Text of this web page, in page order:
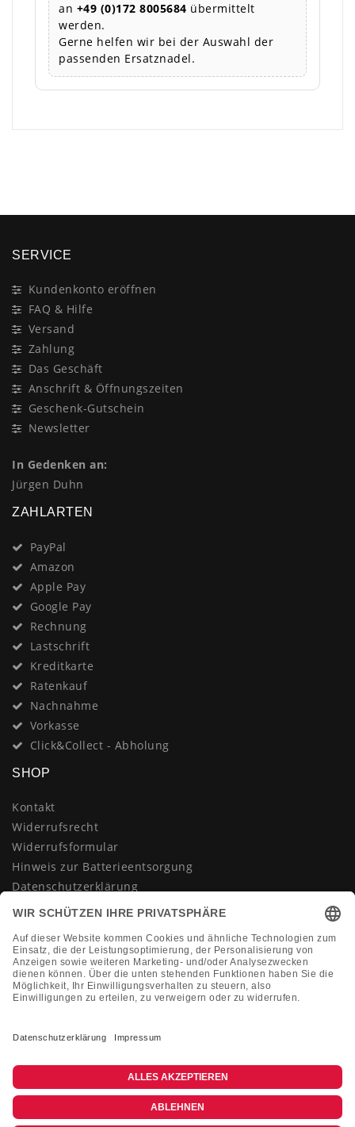
an +49 (0)172 8005684 übermittelt
werden.
Gerne helfen wir bei der Auswahl der
passenden Ersatznadel.
SERVICE
Kundenkonto eröffnen
FAQ & Hilfe
Versand
Zahlung
Das Geschäft
Anschrift & Öffnungszeiten
Geschenk-Gutschein
Newsletter
In Gedenken an:
Jürgen Duhn
ZAHLARTEN
PayPal
Amazon
Apple Pay
Google Pay
Rechnung
Lastschrift
Kreditkarte
Ratenkauf
Nachnahme
Vorkasse
Click&Collect - Abholung
SHOP
Kontakt
Widerrufsrecht
Widerrufsformular
Hinweis zur Batterieentsorgung
Datenschutzerklärung
AGB
Vertrag widerrufen
KONTAKT
+49 (0)2133 210433
shop@dienadel.de
Kieler Str. 18 - 41540 Dormagen
Kundenmeinungen